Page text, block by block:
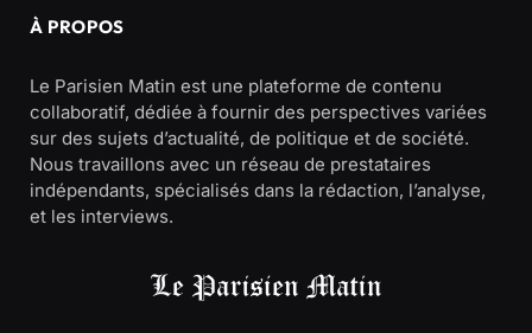
À PROPOS
Le Parisien Matin est une plateforme de contenu
collaboratif, dédiée à fournir des perspectives variées
sur des sujets d’actualité, de politique et de société.
Nous travaillons avec un réseau de prestataires
indépendants, spécialisés dans la rédaction, l’analyse,
et les interviews.